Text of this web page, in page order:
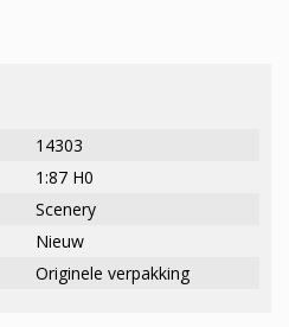
14303
1:87 H0
Scenery
Nieuw
Originele verpakking